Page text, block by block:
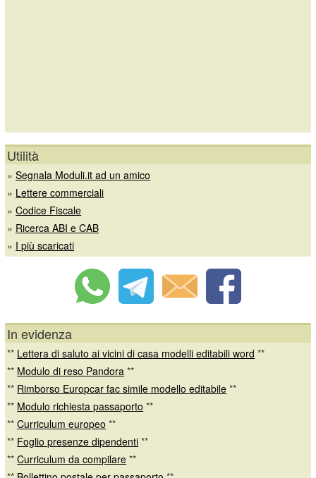
Utilità
»Segnala Moduli.it ad un amico
» Lettere commerciali
»Codice Fiscale
» Ricerca ABI e CAB
» I più scaricati
In evidenza
** Lettera di saluto ai vicini di casa modelli editabili word **
** Modulo di reso Pandora **
** Rimborso Europcar fac simile modello editabile **
** Modulo richiesta passaporto **
**Curriculum europeo **
** Foglio presenze dipendenti **
**Curriculum da compilare **